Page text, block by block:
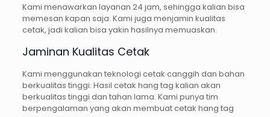
Kami menawarkan layanan 24 jam, sehingga kalian bisa
memesan kapan saja. Kami juga menjamin kualitas
cetak, jadi kalian bisa yakin hasilnya memuaskan.
Jaminan Kualitas Cetak
Kami menggunakan teknologi cetak canggih dan bahan
berkualitas tinggi. Hasil cetak hang tag kalian akan
berkualitas tinggi dan tahan lama. Kami punya tim
berpengalaman yang akan membuat cetak hang tag